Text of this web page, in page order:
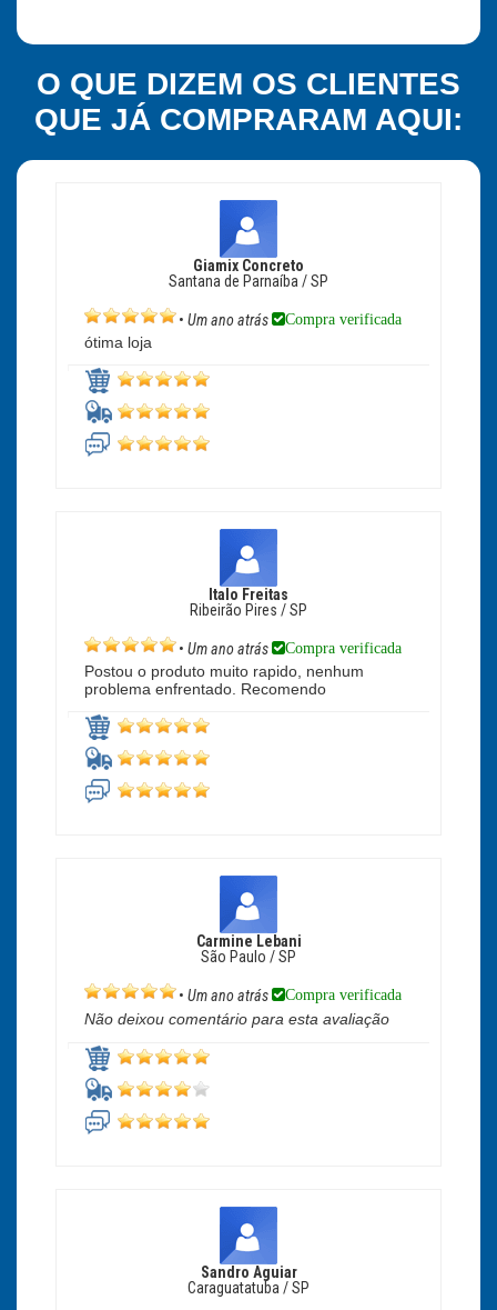
O QUE DIZEM OS CLIENTES
QUE JÁ COMPRARAM AQUI:
Giamix Concreto
Santana de Parnaíba / SP
• Um ano atrás Compra verificada
ótima loja
Italo Freitas
Ribeirão Pires / SP
• Um ano atrás Compra verificada
Postou o produto muito rapido, nenhum
problema enfrentado. Recomendo
Carmine Lebani
São Paulo / SP
• Um ano atrás Compra verificada
Não deixou comentário para esta avaliação
Sandro Aguiar
Caraguatatuba / SP